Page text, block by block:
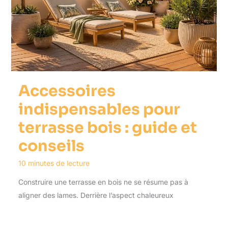
Accessoires
indispensables pour
terrasse bois : guide et
conseils
10 minutes de lecture
Construire une terrasse en bois ne se résume pas à
aligner des lames. Derrière l’aspect chaleureux